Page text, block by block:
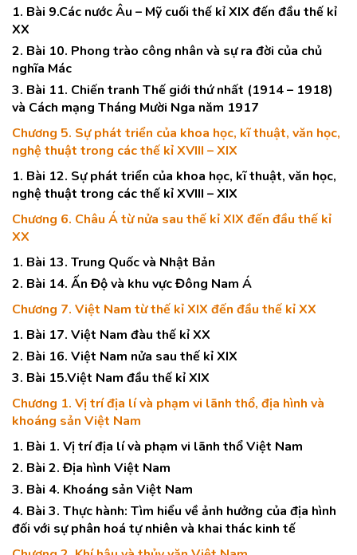
1. Bài 9.Các nước Âu – Mỹ cuối thế kỉ XIX đến đầu thế kỉ
XX
2. Bài 10. Phong trào công nhân và sự ra đời của chủ
nghĩa Mác
3. Bài 11. Chiến tranh Thế giới thứ nhất (1914 – 1918)
và Cách mạng Tháng Mười Nga năm 1917
Chương 5. Sự phát triển của khoa học, kĩ thuật, văn học,
nghệ thuật trong các thế kỉ XVIII – XIX
1. Bài 12. Sự phát triển của khoa học, kĩ thuật, văn học,
nghệ thuật trong các thế kỉ XVIII – XIX
Chương 6. Châu Á từ nửa sau thế kỉ XIX đến đầu thế kỉ
XX
1. Bài 13. Trung Quốc và Nhật Bản
2. Bài 14. Ấn Độ và khu vực Đông Nam Á
Chương 7. Việt Nam từ thế kỉ XIX đến đầu thế kỉ XX
1. Bài 17. Việt Nam đàu thế kỉ XX
2. Bài 16. Việt Nam nửa sau thế kỉ XIX
3. Bài 15.Việt Nam đầu thế kỉ XIX
Chương 1. Vị trí địa lí và phạm vi lãnh thổ, địa hình và
khoáng sản Việt Nam
1. Bài 1. Vị trí địa lí và phạm vi lãnh thổ Việt Nam
2. Bài 2. Địa hình Việt Nam
3. Bài 4. Khoáng sản Việt Nam
4. Bài 3. Thực hành: Tìm hiểu về ảnh hưởng của địa hình
đối với sự phân hoá tự nhiên và khai thác kinh tế